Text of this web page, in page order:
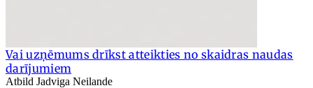
Vai uzņēmums drīkst atteikties no skaidras naudas
darījumiem
Atbild Jadviga Neilande